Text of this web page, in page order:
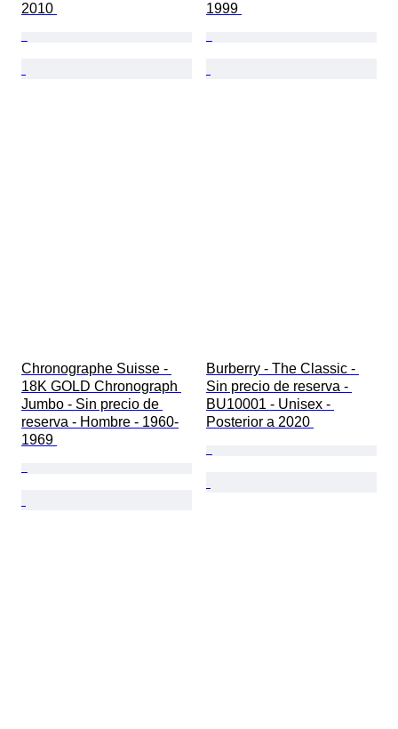
2010
1999
Chronographe Suisse -
18K GOLD Chronograph
Jumbo - Sin precio de
reserva - Hombre - 1960-
1969
Burberry - The Classic -
Sin precio de reserva -
BU10001 - Unisex -
Posterior a 2020